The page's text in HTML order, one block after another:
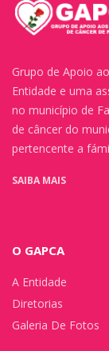
Grupo de Apoio
Entidade e uma
no município de
de câncer do
pertencente a
SAIBA MAIS
O GAPCA
A Entidade
Diretorias
Galeria De Fotos